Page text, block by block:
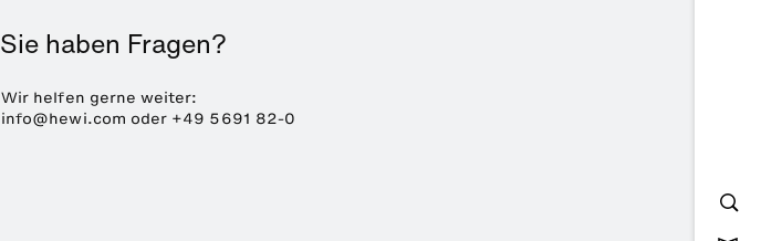
Sie haben Fragen?
Wir helfen gerne weiter:
info@hewi.com oder +49 5691 82-0